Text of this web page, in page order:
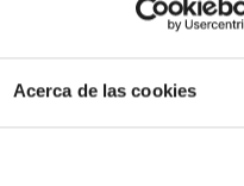
Acerca de las cookies